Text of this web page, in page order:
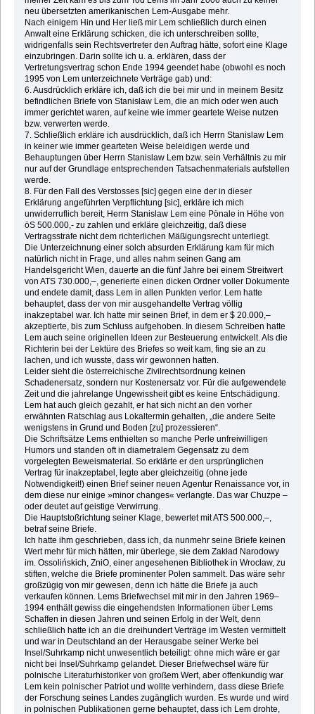
neu übersetzten amerikanischen Lem-Ausgabe mehr.
Nach einigem Hin und Her ließ mir Lem schließlich durch einen
Anwalt eine Erklärung schicken, die ich unterschreiben sollte,
widrigenfalls sein Rechtsvertreter den Auftrag hätte, sofort eine Klage
einzubringen. Darin sollte ich u. a. erklären, dass der
Vertretungsvertrag schon Ende 1994 geendet habe (obwohl es noch
1995 von Lem unterzeichnete Verträge gab) und:
6. Ausdrücklich erkläre ich, daß ich die bei mir und in meinem Besitz
befindlichen Briefe von Stanisław Lem, die an mich oder wen auch
immer gerichtet waren, auf keine wie immer geartete Weise nutzen
bzw. verwerten werde.
7. Schließlich erkläre ich ausdrücklich, daß ich Herrn Stanislaw Lem
in keiner wie immer gearteten Weise beleidigen werde und
Behauptungen über Herrn Stanislaw Lem bzw. sein Verhältnis zu mir
nur auf der Grundlage entsprechenden Tatsachenmaterials aufstellen
werde.
8. Für den Fall des Verstosses [sic] gegen eine der in dieser
Erklärung angeführten Verpflichtung [sic], erkläre ich mich
unwiderruflich bereit, Herrn Stanislaw Lem eine Pönale in Höhe von
öS 500.000,- zu zahlen und erkläre gleichzeitig, daß diese
Vertragsstrafe nicht dem richterlichen Mäßigungsrecht unterliegt.
Die Unterzeichnung einer solch absurden Erklärung kam für mich
natürlich nicht in Frage, und alles nahm seinen Gang am
Handelsgericht Wien, dauerte an die fünf Jahre bei einem Streitwert
von ATS 730.000,–, generierte einen dicken Ordner voller Dokumente
und endete damit, dass Lem in allen Punkten verlor. Lem hatte
behauptet, dass der von mir ausgehandelte Vertrag völlig
inakzeptabel war. Ich hatte mir seinen Brief, in dem er $ 20.000,–
akzeptierte, bis zum Schluss aufgehoben. In diesem Schreiben hatte
Lem auch seine originellen Ideen zur Besteuerung entwickelt. Als die
Richterin bei der Lektüre des Briefes so weit kam, fing sie an zu
lachen, und ich wusste, dass wir gewonnen hatten.
Leider sieht die österreichische Zivilrechtsordnung keinen
Schadenersatz, sondern nur Kostenersatz vor. Für die aufgewendete
Zeit und die jahrelange Ungewissheit gibt es keine Entschädigung.
Lem hat auch gleich gezahlt, er hat sich nicht an den vorher
erwähnten Ratschlag aus Lokaltermin gehalten, „die andere Seite
wenigstens in Grund und Boden [zu] prozessieren“.
Die Schriftsätze Lems enthielten so manche Perle unfreiwilligen
Humors und standen oft in diametralem Gegensatz zu dem
vorgelegten Beweismaterial. So erklärte er den ursprünglichen
Vertrag für inakzeptabel, legte aber gleichzeitig (ohne jede
Notwendigkeit!) einen Brief seiner neuen Agentur Renaissance vor, in
dem diese nur einige »minor changes« verlangte. Das war Chuzpe –
oder deutet auf geistige Verwirrung.
Die Hauptstoßrichtung seiner Klage, bewertet mit ATS 500.000,–,
betraf seine Briefe.
Ich hatte ihm geschrieben, dass ich, da nunmehr seine Briefe keinen
Wert mehr für mich hätten, mir überlege, sie dem Zakład Narodowy
im. Ossolińskich, ZniO, einer angesehenen Bibliothek in Wrocław, zu
stiften, welche die Briefe prominenter Polen sammelt. Das wäre sehr
großzügig von mir gewesen, denn ich hätte die Briefe ja auch
verkaufen können. Lems Briefwechsel mit mir in den Jahren 1969–
1994 enthält gewiss die eingehendsten Informationen über Lems
Schaffen in diesen Jahren und seinen Erfolg in der Welt, denn
schließlich hatte ich an die dreihundert Verträge im Westen vermittelt
und war in Deutschland an der Herausgabe seiner Werke bei
Insel/Suhrkamp nicht unwesentlich beteiligt: ohne mich wäre er gar
nicht bei Insel/Suhrkamp gelandet. Dieser Briefwechsel wäre für
polnische Literaturhistoriker von großem Wert, aber offenkundig war
Lem kein polnischer Patriot und wollte verhindern, dass diese Briefe
der Forschung seines Landes zugänglich wurden. Es wurde und wird
in polnischen Publikationen gerne behauptet, dass ich Lem drohte,